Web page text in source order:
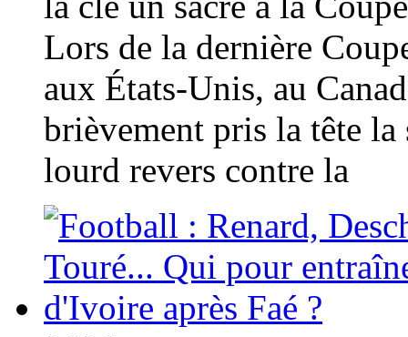
Lors de la dernière
aux États-Unis, au
brièvement pris la tête
lourd revers contre la